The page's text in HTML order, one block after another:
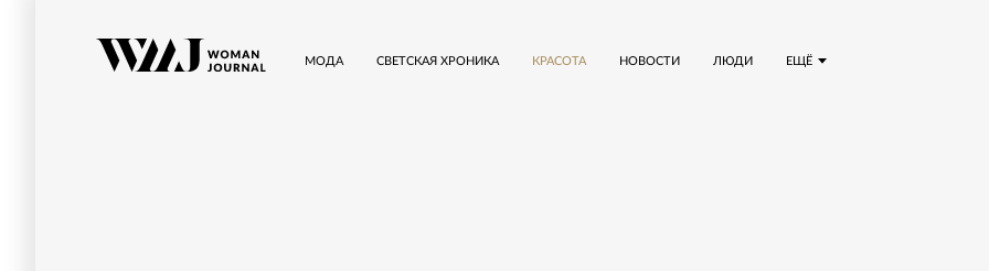
ЕЩЁ
МОДА СВЕТСКАЯ ХРОНИКА КРАСОТА НОВОСТИ ЛЮДИ